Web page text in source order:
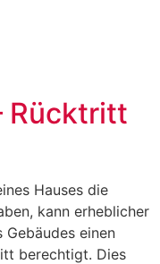
Rücktritt
Hauses die
kann erheblicher
Gebäudes einen
berechtigt. Dies